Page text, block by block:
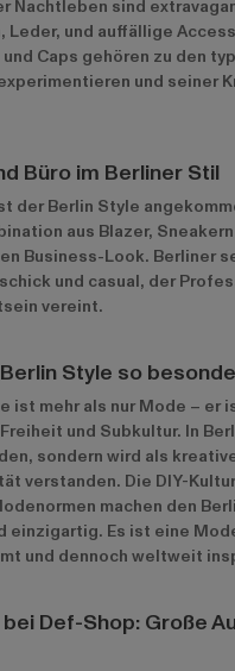
Nachtleben sind
Leder, und auffällige
Caps gehören zu den
und seiner
Büro im Berliner Stil
der Berlin Style
aus Blazer,
Business-Look. Berliner
und casual, der
vereint.
Style so
ist mehr als nur Mode – er
und Subkultur. In
sondern wird als
verstanden. Die DIY-
machen den
einzigartig. Es ist eine
und dennoch weltweit
Def-Shop: Große